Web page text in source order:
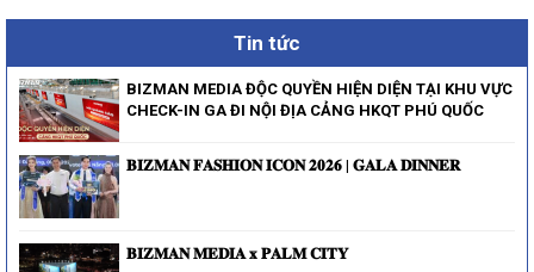
Tin tức
BIZMAN MEDIA ĐỘC QUYỀN HIỆN DIỆN TẠI KHU VỰC
CHECK-IN GA ĐI NỘI ĐỊA CẢNG HKQT PHÚ QUỐC
𝐁𝐈𝐙𝐌𝐀𝐍 𝐅𝐀𝐒𝐇𝐈𝐎𝐍 𝐈𝐂𝐎𝐍 𝟐𝟎𝟐𝟔 | 𝐆𝐀𝐋𝐀 𝐃𝐈𝐍𝐍𝐄𝐑
𝐁𝐈𝐙𝐌𝐀𝐍 𝐌𝐄𝐃𝐈𝐀 𝐱 𝐏𝐀𝐋𝐌 𝐂𝐈𝐓𝐘